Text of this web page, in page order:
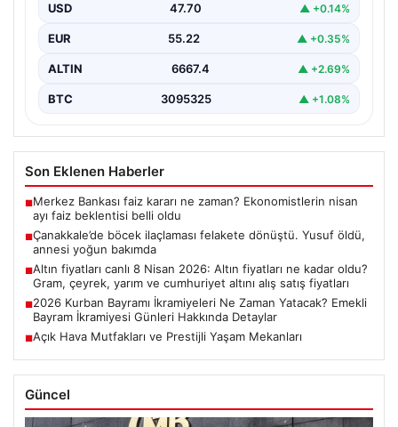
USD 47.70 ▲ +0.14%
EUR 55.22 ▲ +0.35%
ALTIN 6667.4 ▲ +2.69%
BTC 3095325 ▲ +1.08%
Son Eklenen Haberler
■Merkez Bankası faiz kararı ne zaman? Ekonomistlerin nisan
ayı faiz beklentisi belli oldu
■Çanakkale’de böcek ilaçlaması felakete dönüştü. Yusuf öldü,
annesi yoğun bakımda
■Altın fiyatları canlı 8 Nisan 2026: Altın fiyatları ne kadar oldu?
Gram, çeyrek, yarım ve cumhuriyet altını alış satış fiyatları
■2026 Kurban Bayramı İkramiyeleri Ne Zaman Yatacak? Emekli
Bayram İkramiyesi Günleri Hakkında Detaylar
■Açık Hava Mutfakları ve Prestijli Yaşam Mekanları
Güncel